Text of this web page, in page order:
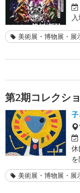
美術展・博物展・展
第2期コレクシ
美術展・博物展・展